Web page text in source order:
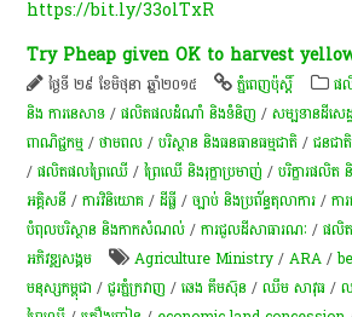
https://bit.ly/33olTxR
Try Pheap given OK to harvest
ថ្ងៃទី ២៩ ខែមិថុនា ឆ្នាំ២០១៥ ភ្នំពេញប៉ុស្តិ៍ ផ
និង​ ការ​នេ​សាទ​ /ផលិតផលដំណាំ និងទំនិញ /សម្បទានដីសេដ្
ពាណិជ្ជកម្ម /ថាមពល /បរិស្ថាន និងធនធានធម្មជាតិ /ជនជា
/​ផលិតផល​ព្រៃឈើ​ /ព្រៃឈើ និងរុក្ខាប្រមាញ់ /បរិក្ខារផលិ
អគ្គិសនី​ /ការវិនិយោគ /ដីធ្លី /ច្បាប់ និងប្រព័ន្ធតុលាការ /កា
បំពុលបរិស្ថាន និងកាកសំណល់ /ការជួលដីសាធារណៈ /ផលិ
អភិវឌ្ឍ​សង្គម
Agriculture Ministry /ARA /
មនុស្សកម្ពុជា /ជួរភ្នំក្រវាញ /ឆេង គឹម​ស៊ុន /ឈឹម សាវុធ /